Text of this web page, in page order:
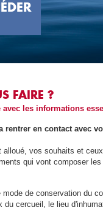
FAIRE ?
les informations
rentrer en contact avec
alloué, vos souhaits et
qui vont composer
mode de conservation du
du cercueil, le lieu